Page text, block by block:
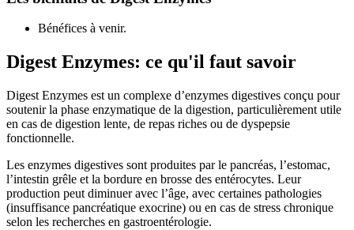
Bénéfices à venir.
Digest Enzymes: ce qu'il faut savoir
Digest Enzymes est un complexe d’enzymes digestives conçu pour
soutenir la phase enzymatique de la digestion, particulièrement utile
en cas de digestion lente, de repas riches ou de dyspepsie
fonctionnelle.
Les enzymes digestives sont produites par le pancréas, l’estomac,
l’intestin grêle et la bordure en brosse des entérocytes. Leur
production peut diminuer avec l’âge, avec certaines pathologies
(insuffisance pancréatique exocrine) ou en cas de stress chronique
selon les recherches en gastroentérologie.